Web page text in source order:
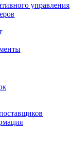
управления